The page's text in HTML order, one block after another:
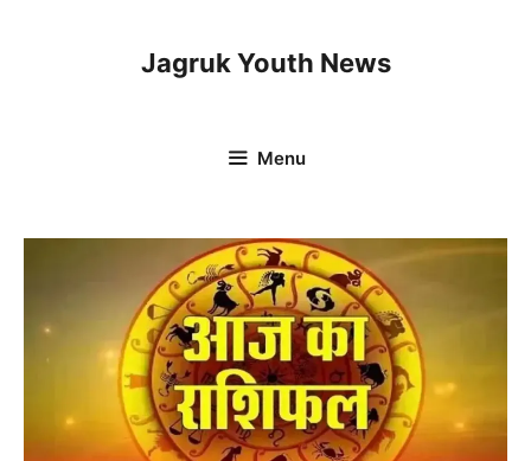
Jagruk Youth News
Menu